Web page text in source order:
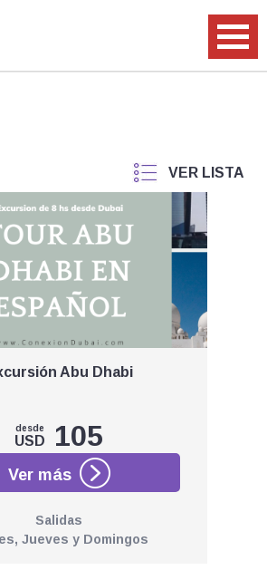
Abu Dhabi
desde
USD 105
Salidas
Jueves y Domingos